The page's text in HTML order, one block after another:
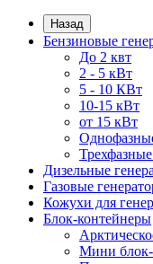
Назад
Бензиновые
До 2 квт
2 - 5 кВт
5 - 10 КВт
10-15 кВт
от 15 кВт
Дизельные
Газовые
Кожухи для
Блок-контейнеры
Мини